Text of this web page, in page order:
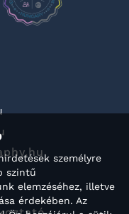
személyre
szintű
elemzéséhez, illetve
érdekében. Az